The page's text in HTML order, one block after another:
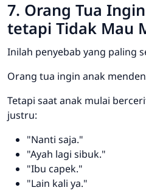
7. Orang Tua
tetapi Tidak Mau
Inilah penyebab yang paling
Orang tua ingin anak
Tetapi saat anak mulai
justru:
"Nanti saja."
"Ayah lagi sibuk."
"Ibu capek."
"Lain kali ya."